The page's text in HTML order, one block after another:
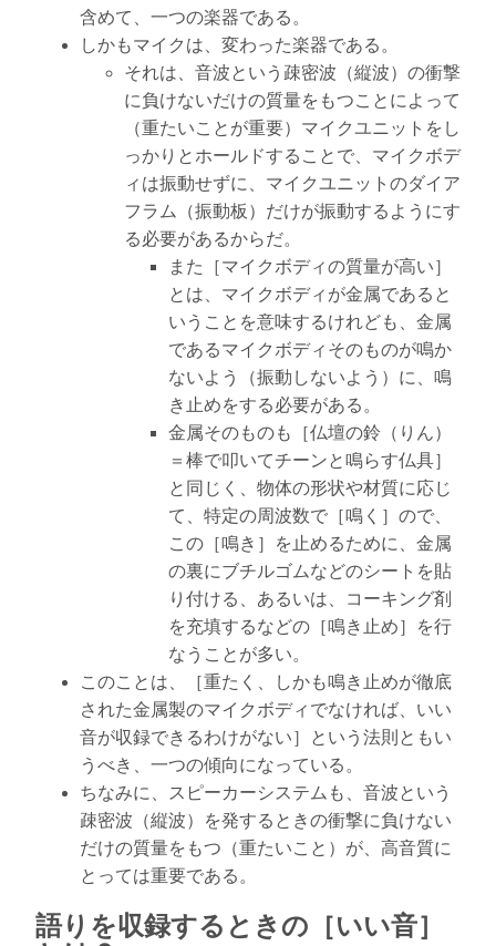
含めて、一つの楽器である。
しかもマイクは、変わった楽器である。
それは、音波という疎密波（縦波）の衝撃
に負けないだけの質量をもつことによって
（重たいことが重要）マイクユニットをし
っかりとホールドすることで、マイクボデ
ィは振動せずに、マイクユニットのダイア
フラム（振動板）だけが振動するようにす
る必要があるからだ。
また［マイクボディの質量が高い］
とは、マイクボディが金属であると
いうことを意味するけれども、金属
であるマイクボディそのものが鳴か
ないよう（振動しないよう）に、鳴
き止めをする必要がある。
金属そのものも［仏壇の鈴（りん）
＝棒で叩いてチーンと鳴らす仏具］
と同じく、物体の形状や材質に応じ
て、特定の周波数で［鳴く］ので、
この［鳴き］を止めるために、金属
の裏にブチルゴムなどのシートを貼
り付ける、あるいは、コーキング剤
を充填するなどの［鳴き止め］を行
なうことが多い。
このことは、［重たく、しかも鳴き止めが徹底
された金属製のマイクボディでなければ、いい
音が収録できるわけがない］という法則ともい
うべき、一つの傾向になっている。
ちなみに、スピーカーシステムも、音波という
疎密波（縦波）を発するときの衝撃に負けない
だけの質量をもつ（重たいこと）が、高音質に
とっては重要である。
語りを収録するときの［いい音］